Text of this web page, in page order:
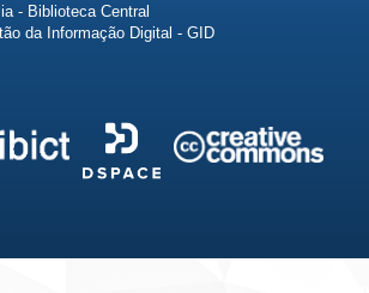
- Biblioteca Central
da Informação Digital - GID